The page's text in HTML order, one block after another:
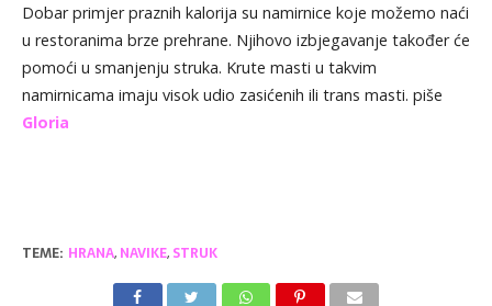
Dobar primjer praznih kalorija su namirnice koje možemo naći
u restoranima brze prehrane. Njihovo izbjegavanje također će
pomoći u smanjenju struka. Krute masti u takvim
namirnicama imaju visok udio zasićenih ili trans masti. piše
Gloria
TEME: HRANA, NAVIKE, STRUK